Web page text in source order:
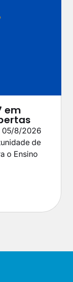
em
05/8/2026
de
o Ensino